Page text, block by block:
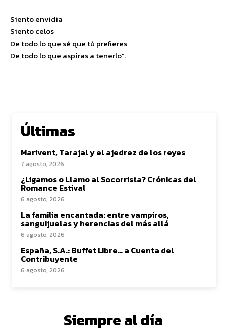
Siento envidia
Siento celos
De todo lo que sé que tú prefieres
De todo lo que aspiras a tenerlo”.
Últimas
Marivent, Tarajal y el ajedrez de los reyes
7 agosto, 2026
¿Ligamos o Llamo al Socorrista? Crónicas del
Romance Estival
6 agosto, 2026
La familia encantada: entre vampiros,
sanguijuelas y herencias del más allá
6 agosto, 2026
España, S.A.: Buffet Libre… a Cuenta del
Contribuyente
6 agosto, 2026
Siempre al día